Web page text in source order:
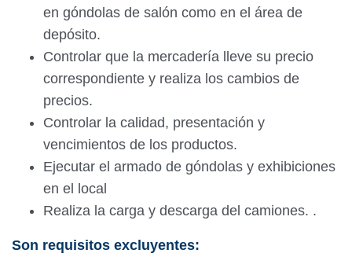
en góndolas de salón como en el área de
depósito.
Controlar que la mercadería lleve su precio
correspondiente y realiza los cambios de
precios.
Controlar la calidad, presentación y
vencimientos de los productos.
Ejecutar el armado de góndolas y exhibiciones
en el local
Realiza la carga y descarga del camiones. .
Son requisitos excluyentes: